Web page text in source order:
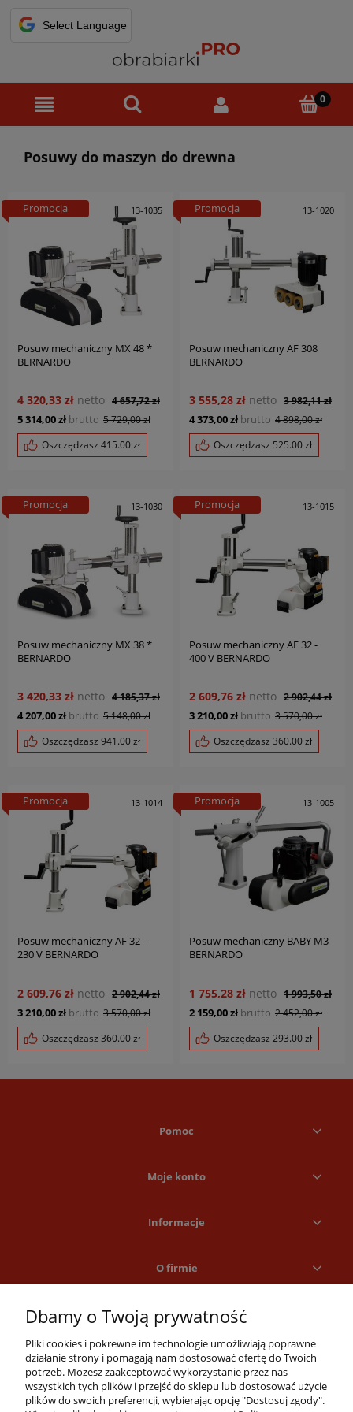
Posuwy do maszyn do drewna
13-1035
Posuw mechaniczny MX 48 *
BERNARDO
5 314,00 zł brutto 5 729,00 zł
Oszczędzasz 415.00zł
4 320,33 zł netto 4 657,72 zł
Promocja 13-1020
Posuw mechaniczny AF 308
BERNARDO
4 373,00 zł brutto 4 898,00 zł
Oszczędzasz 525.00zł
3 555,28 zł netto 3 982,11 zł
Promocja
13-1030
Posuw mechaniczny MX 38 *
BERNARDO
4 207,00 zł brutto 5 148,00 zł
Oszczędzasz 941.00zł
3 420,33 zł netto 4 185,37 zł
Promocja 13-1015
Posuw mechaniczny AF 32 -
400 V BERNARDO
3 210,00 zł brutto 3 570,00 zł
Oszczędzasz 360.00zł
2 609,76 zł netto 2 902,44 zł
Promocja
13-1014
Posuw mechaniczny AF 32 -
230 V BERNARDO
3 210,00 zł brutto 3 570,00 zł
Oszczędzasz 360.00zł
2 609,76 zł netto 2 902,44 zł
Promocja 13-1005
Posuw mechaniczny BABY M3
BERNARDO
2 159,00 zł brutto 2 452,00 zł
Oszczędzasz 293.00zł
1 755,28 zł netto 1 993,50 zł
Promocja
Pomoc
Moje konto
Informacje
O firmie
Masz pytania?
Dbamy o Twoją prywatność
Pliki cookies i pokrewne im technologie umożliwiają poprawne
działanie strony i pomagają nam dostosować ofertę do Twoich
potrzeb. Możesz zaakceptować wykorzystanie przez nas
wszystkich tych plików i przejść do sklepu lub dostosować użycie
plików do swoich preferencji, wybierając opcję "Dostosuj zgody".